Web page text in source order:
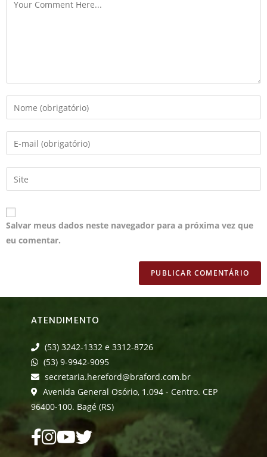
Salvar meus dados neste navegador para a próxima vez que
eu comentar.
ATENDIMENTO
(53) 3242-1332 e 3312-8726
(53) 9-9942-9095
secretaria.hereford@braford.com.br
Avenida General Osório, 1.094 - Centro. CEP
96400-100. Bagé (RS)